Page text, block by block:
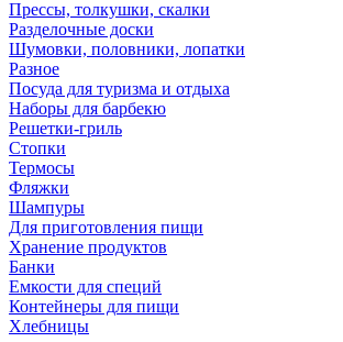
Прессы, толкушки, скалки
Разделочные доски
Шумовки, половники, лопатки
Разное
Посуда для туризма и отдыха
Наборы для барбекю
Решетки-гриль
Стопки
Термосы
Фляжки
Шампуры
Для приготовления пищи
Хранение продуктов
Банки
Емкости для специй
Контейнеры для пищи
Хлебницы